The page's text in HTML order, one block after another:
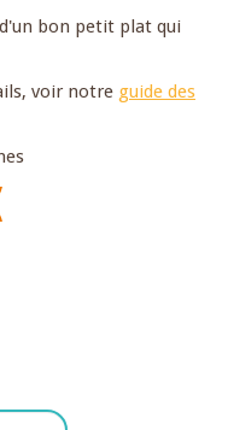
bon petit plat qui
voir notre guide des